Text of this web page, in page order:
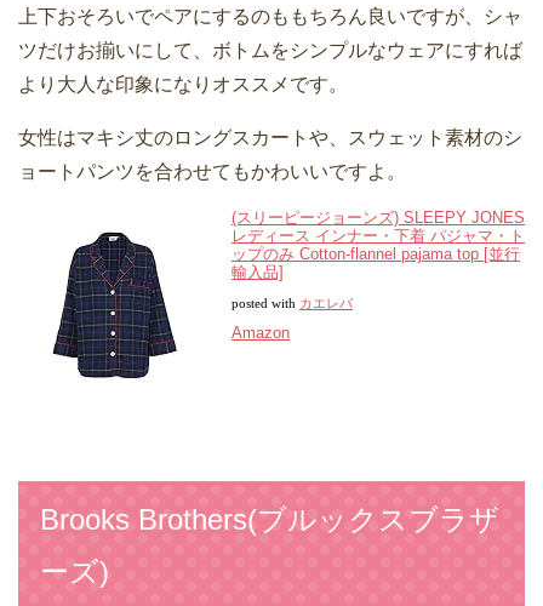
上下おそろいでペアにするのももちろん良いですが、シャ
ツだけお揃いにして、ボトムをシンプルなウェアにすれば
より大人な印象になりオススメです。
女性はマキシ丈のロングスカートや、スウェット素材のシ
ョートパンツを合わせてもかわいいですよ。
(スリーピージョーンズ) SLEEPY JONES
レディース インナー・下着 パジャマ・ト
ップのみ Cotton-flannel pajama top [並行
輸入品]
posted with カエレバ
Amazon
Brooks Brothers(ブルックスブラザ
ーズ)